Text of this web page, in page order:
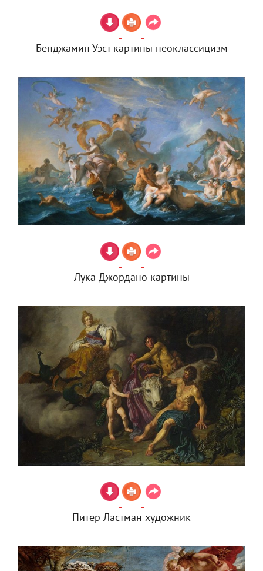
Бенджамин Уэст картины неоклассицизм
Лука Джордано картины
Питер Ластман художник